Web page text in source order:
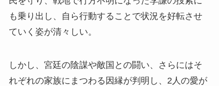
も乗り出し、自ら行動することで状況を好転させ
ていく姿が清々しい。
しかし、宮廷の陰謀や敵国との闘い、さらにはそ
れぞれの家族にまつわる因縁が判明し、2人の愛が